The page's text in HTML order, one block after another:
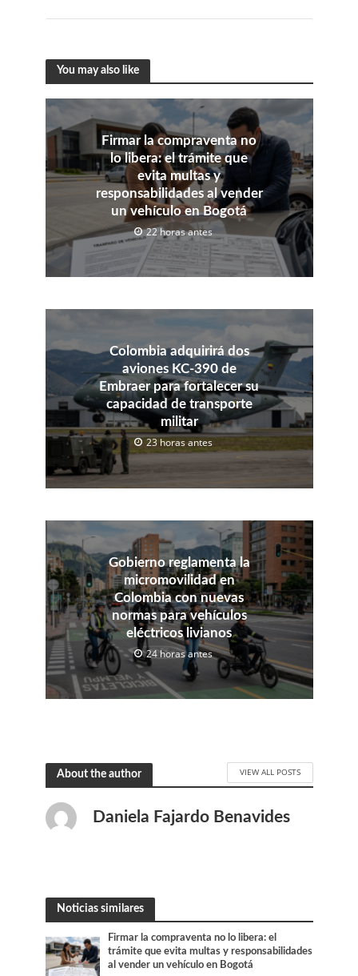
You may also like
Firmar la compraventa no
lo libera: el trámite que
evita multas y
responsabilidades al vender
un vehículo en Bogotá
22 horas antes
Colombia adquirirá dos
aviones KC-390 de
Embraer para fortalecer su
capacidad de transporte
militar
23 horas antes
Gobierno reglamenta la
micromovilidad en
Colombia con nuevas
normas para vehículos
eléctricos livianos
24 horas antes
About the author VIEW ALL POSTS
Daniela Fajardo Benavides
Noticias similares
Firmar la compraventa no lo libera: el
trámite que evita multas y responsabilidades
al vender un vehículo en Bogotá